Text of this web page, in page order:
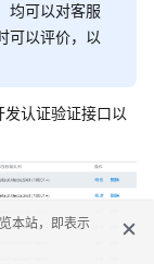
均可以对客服
可以评价，以
认证验证接口以
本站，即表示